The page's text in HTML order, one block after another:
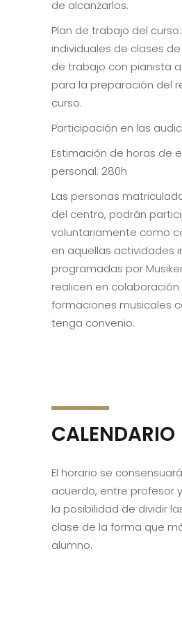
de alcanzarlos.
Plan de trabajo del curso:
individuales de clases
de trabajo con pianista
para la preparación del
curso.
Participación en las
Estimación de horas de
personal: 280h
Las personas
del centro, podrán
voluntariamente como
en aquellas actividades
programadas por
realicen en
formaciones musicales
tenga convenio.
CALENDARIO
El horario se
acuerdo, entre profesor
la posibilidad de dividir
clase de la forma que
alumno.